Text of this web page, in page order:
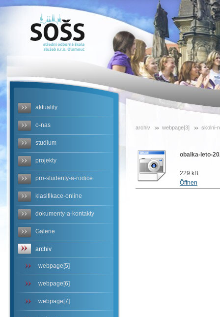
SOŠS -
obalka-
2023.jpg
aktuality
o-nas
studium
projekty
pro-studenty-a-rodice
klasifikace-online
dokumenty-a-kontakty
Galerie
archiv
webpage[5]
webpage[6]
webpage[7]
archiv webpage[3] skolni-
obalka-leto-
229 kB
Öffnen